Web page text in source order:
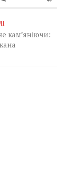
кам’яніючи: